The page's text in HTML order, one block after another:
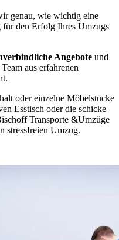
genau, wie wichtig eine
den Erfolg Ihres Umzugs
Angebote und
aus erfahrenen
oder einzelne Möbelstücke
Esstisch oder die schicke
Transporte &Umzüge
stressfreien Umzug.